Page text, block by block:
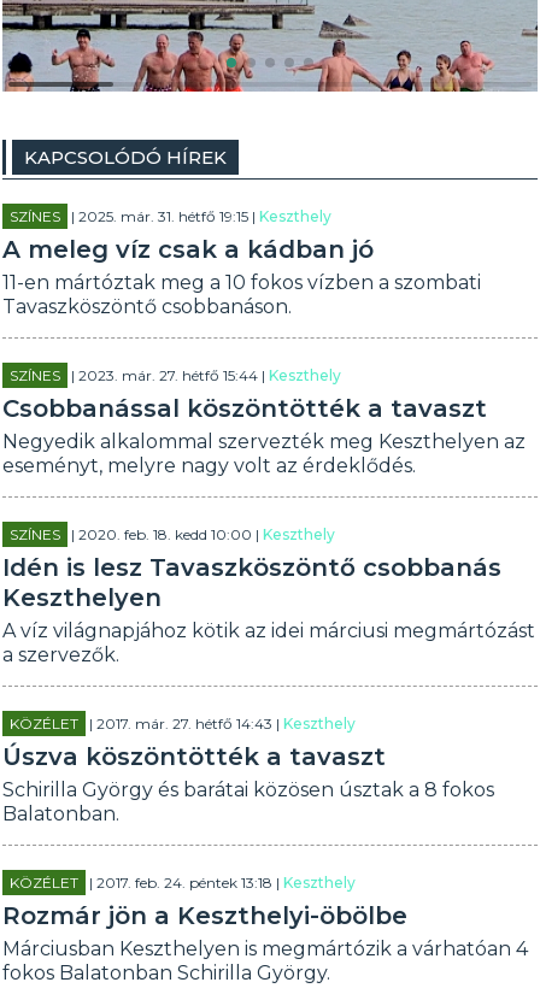
KAPCSOLÓDÓ HÍREK
SZÍNES | 2025. már. 31. hétfő 19:15 |Keszthely
A meleg víz csak a kádban jó
11-en mártóztak meg a 10 fokos vízben a szombati
Tavaszköszöntő csobbanáson.
SZÍNES | 2023. már. 27. hétfő 15:44 |Keszthely
Csobbanással köszöntötték a tavaszt
Negyedik alkalommal szervezték meg Keszthelyen az
eseményt, melyre nagy volt az érdeklődés.
SZÍNES | 2020. feb. 18. kedd 10:00 |Keszthely
Idén is lesz Tavaszköszöntő csobbanás
Keszthelyen
A víz világnapjához kötik az idei márciusi megmártózást
a szervezők.
KÖZÉLET | 2017. már. 27. hétfő 14:43 |Keszthely
Úszva köszöntötték a tavaszt
Schirilla György és barátai közösen úsztak a 8 fokos
Balatonban.
KÖZÉLET | 2017. feb. 24. péntek 13:18 |Keszthely
Rozmár jön a Keszthelyi-öbölbe
Márciusban Keszthelyen is megmártózik a várhatóan 4
fokos Balatonban Schirilla György.